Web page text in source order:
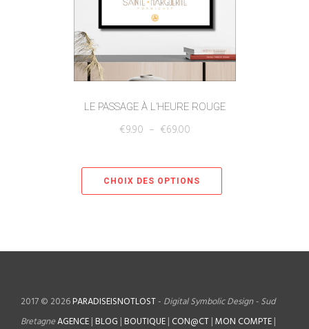
LE PASSAGE À L’HEURE ROUGE
€9.90 – €69.00
CHOIX DES OPTIONS
2017 © 2026PARADISEISNOTLOST- Digital Symbolic Design - Sud
BretagneAGENCE|BLOG |BOUTIQUE| CON@CT|MON COMPTE|